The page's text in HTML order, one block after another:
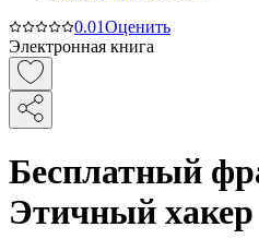
0.01Оценить
Электронная книга
Бесплатный
Этичный хакер